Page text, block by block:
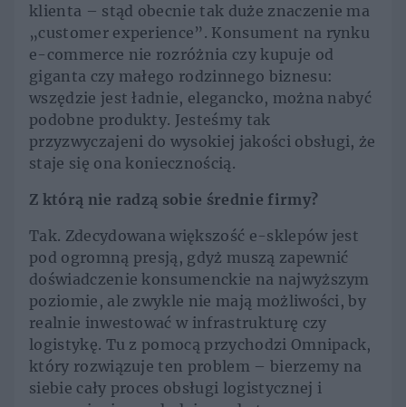
klienta – stąd obecnie tak duże znaczenie ma
„customer experience”. Konsument na rynku
e-commerce nie rozróżnia czy kupuje od
giganta czy małego rodzinnego biznesu:
wszędzie jest ładnie, elegancko, można nabyć
podobne produkty. Jesteśmy tak
przyzwyczajeni do wysokiej jakości obsługi, że
staje się ona koniecznością.
Z którą nie radzą sobie średnie firmy?
Tak. Zdecydowana większość e-sklepów jest
pod ogromną presją, gdyż muszą zapewnić
doświadczenie konsumenckie na najwyższym
poziomie, ale zwykle nie mają możliwości, by
realnie inwestować w infrastrukturę czy
logistykę. Tu z pomocą przychodzi Omnipack,
który rozwiązuje ten problem – bierzemy na
siebie cały proces obsługi logistycznej i